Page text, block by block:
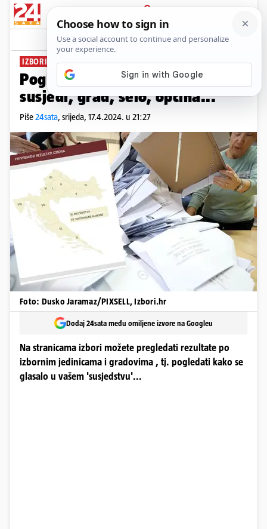
PRIJAVA
News Komentari
IZBORI 2024.
Pogledajte kako su glasali vaši
susjedi, grad, selo, općina...
Piše24sata, srijeda, 17.4.2024. u 21:27
Foto: Dusko Jaramaz/PIXSELL, Izbori.hr
Dodaj 24sata među omiljene izvore na Googleu
Na stranicama izbori možete pregledati rezultate po
izbornim jedinicama i gradovima , tj. pogledati kako se
glasalo u vašem 'susjedstvu'...